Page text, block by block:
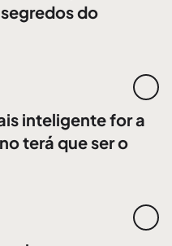
do
inteligente for a
terá que ser o